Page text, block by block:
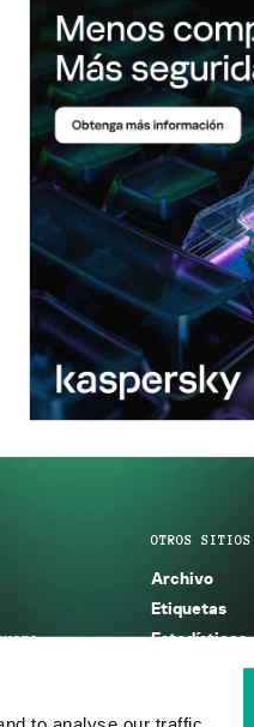
OTROS SITIOS
Archivo
Etiquetas
Estadísticas
Enciclopedia